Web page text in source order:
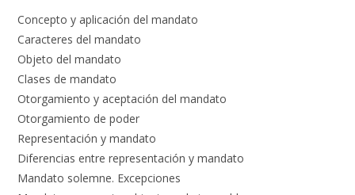
Concepto y aplicación del mandato
Caracteres del mandato
Objeto del mandato
Clases de mandato
Otorgamiento y aceptación del mandato
Otorgamiento de poder
Representación y mandato
Diferencias entre representación y mandato
Mandato solemne. Excepciones